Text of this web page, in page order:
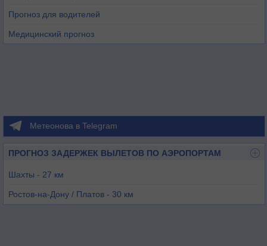
Прогноз для водителей
Медицинский прогноз
Метеонова в Telegram
ПРОГНОЗ ЗАДЕРЖЕК ВЫЛЕТОВ ПО АЭРОПОРТАМ
Шахты - 27 км
Ростов-на-Дону / Платов - 30 км